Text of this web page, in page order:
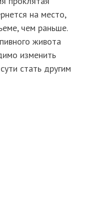
на место,
чем раньше.
живота
изменить
стать другим